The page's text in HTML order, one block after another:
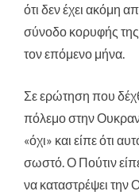
ότι δεν έχει ακόμη
σύνοδο κορυφής
τον επόμενο μήνα.
Σε ερώτηση που
πόλεμο στην
«όχι» και είπε ότι
σωστό. Ο Πούτιν
να καταστρέψει την